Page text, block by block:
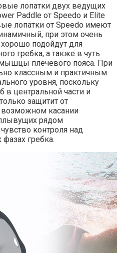
лопатки двух ведущих
Paddle от Speedo и Elite
лопатки от Speedo имеют
при этом очень
подойдут для
гребка, а также в чуть
плечевого пояса. При
классным и практичным
уровня, поскольку
в центральной части и
защитит от
касании
рядом
контроля над
гребка.